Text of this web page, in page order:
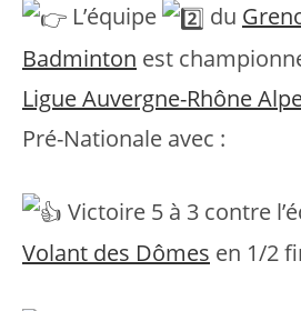
L’équipe du
Badminton est
Ligue Auvergne-Rhône
Pré-Nationale avec :
Victoire 5 à 3 contre
Volant des Dômes en 1/2